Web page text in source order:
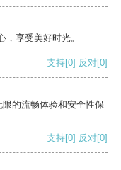
享受美好时光。
支持[0] 反对[0]
的流畅体验和安全性保
支持[0] 反对[0]